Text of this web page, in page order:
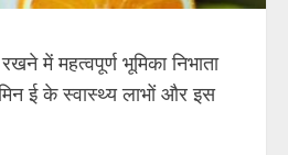
महत्वपूर्ण भूमिका निभाता
ई के स्वास्थ्य लाभों और इस